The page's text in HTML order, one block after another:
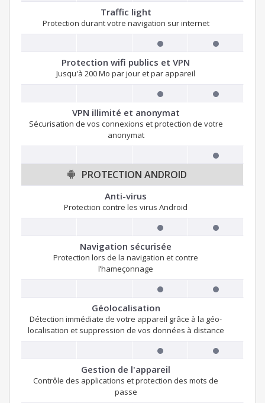
Traffic light
Protection durant votre navigation sur internet
Protection wifi publics et VPN
Jusqu'à 200 Mo par jour et par appareil
VPN illimité et anonymat
Sécurisation de vos connexions et protection de votre
anonymat
PROTECTION ANDROID
Anti-virus
Protection contre les virus Android
Navigation sécurisée
Protection lors de la navigation et contre
l’hameçonnage
Géolocalisation
Détection immédiate de votre appareil grâce à la géo-
localisation et suppression de vos données à distance
Gestion de l'appareil
Contrôle des applications et protection des mots de
passe